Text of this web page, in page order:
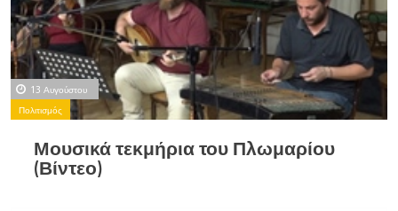
13 Αυγούστου
Πολιτισμός
Μουσικά τεκμήρια του Πλωμαρίου
(Βίντεο)